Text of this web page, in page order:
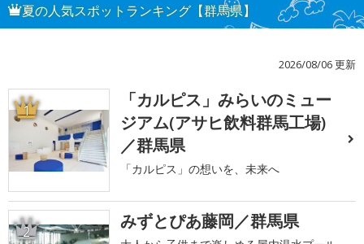
夏の人気スポットランキング【群馬県】
2026/08/06 更新
1
「カルピス」みらいのミュー
ジアム(アサヒ飲料群馬工場)
／群馬県
「カルピス」の想いを、未来へ
2 みずとぴあ藤岡／群馬県